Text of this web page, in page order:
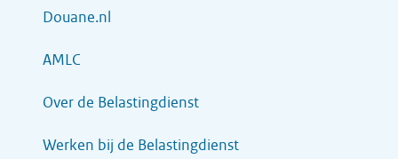
Douane.nl
AMLC
Over de Belastingdienst
Werken bij de Belastingdienst